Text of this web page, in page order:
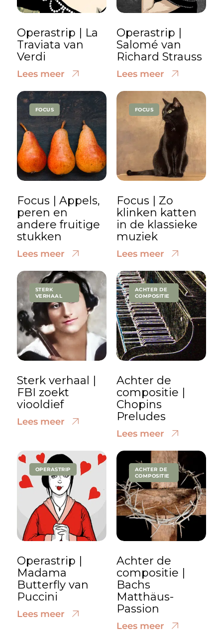
Operastrip | La
Traviata van
Verdi
Lees meer
Operastrip |
Salomé van
Richard Strauss
Lees meer
FOCUS
Focus | Appels,
peren en
andere fruitige
stukken
Lees meer
FOCUS
Focus | Zo
klinken katten
in de klassieke
muziek
Lees meer
STERK
VERHAAL
Sterk verhaal |
FBI zoekt
viooldief
Lees meer
ACHTER DE
COMPOSITIE
Achter de
compositie |
Chopins
Preludes
Lees meer
OPERASTRIP
Operastrip |
Madama
Butterfly van
Puccini
Lees meer
ACHTER DE
COMPOSITIE
Achter de
compositie |
Bachs
Matthäus-
Passion
Lees meer